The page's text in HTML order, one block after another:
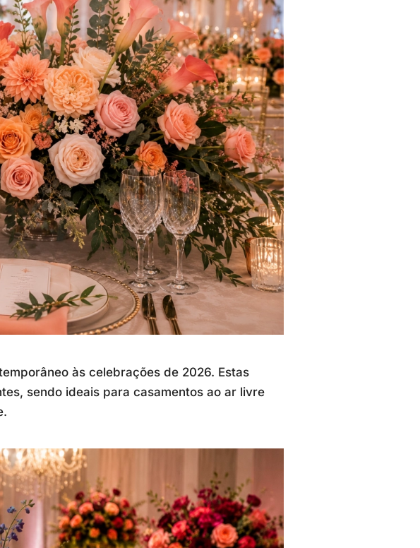
às celebrações de 2026. Estas
sendo ideais para casamentos ao ar livre